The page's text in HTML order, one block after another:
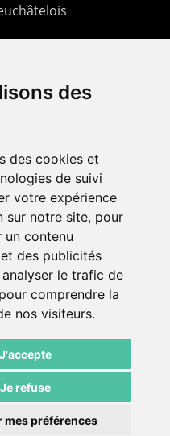
des
des cookies et
de suivi
votre expérience
sur notre site, pour
un contenu
des publicités
le trafic de
comprendre la
nos visiteurs.
J'accepte
Je refuse
mes préférences
03